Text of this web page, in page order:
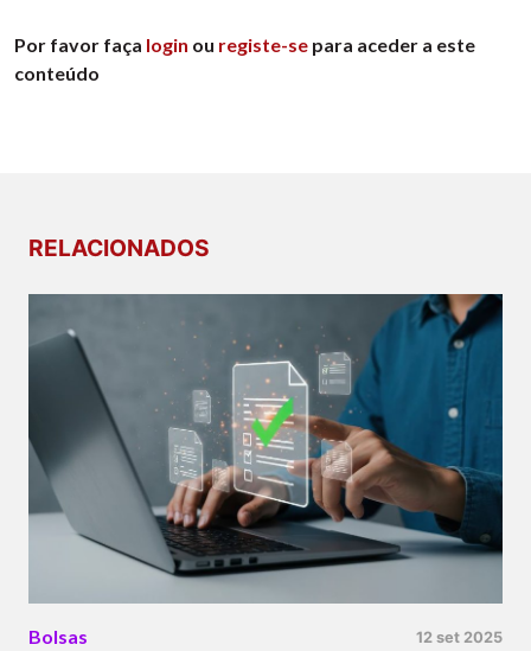
Por favor faça login ou registe-se para aceder a este
conteúdo
RELACIONADOS
Bolsas 12 set 2025